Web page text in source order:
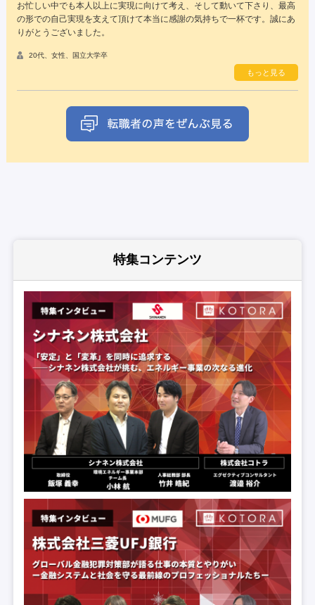
お忙しい中でも本人以上に実現に向けて考え、そして動いて下さり、最高
の形での自己実現を支えて頂けて本当に感謝の気持ちで一杯です。誠にあ
りがとうございました。
20代、女性、国立大学卒
もっと見る
特集コンテンツ